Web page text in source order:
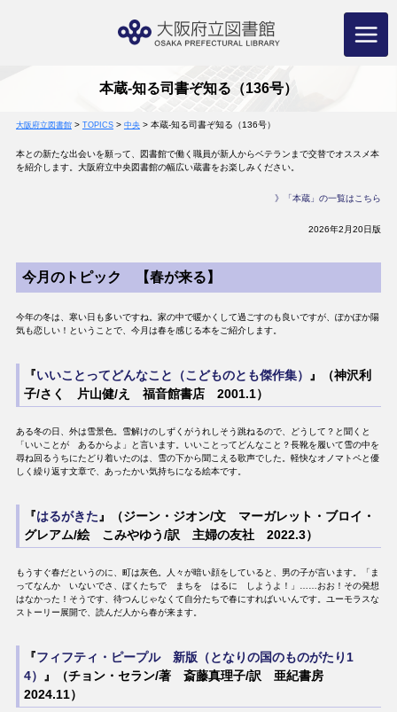
本蔵-知る司書ぞ知る（136号）
大阪府立図書館> TOPICS> 中央> 本蔵-知る司書ぞ知る（136号）
本との新たな出会いを願って、図書館で働く職員が新人からベテランまで交替でオススメ本
を紹介します。大阪府立中央図書館の幅広い蔵書をお楽しみください。
》「本蔵」の一覧はこちら
2026年2月20日版
今月のトピック 【春が来る】
今年の冬は、寒い日も多いですね。家の中で暖かくして過ごすのも良いですが、ぽかぽか陽
気も恋しい！ということで、今月は春を感じる本をご紹介します。
『いいことってどんなこと（こどものとも傑作集）
』（神沢利
子/さく 片山健/え 福音館書店 2001.1）
ある冬の日、外は雪景色。雪解けのしずくがうれしそう跳ねるので、どうして？と聞くと
「いいことが あるからよ」と言います。いいことってどんなこと？長靴を履いて雪の中を
尋ね回るうちにたどり着いたのは、雪の下から聞こえる歌声でした。軽快なオノマトペと優
しく繰り返す文章で、あったかい気持ちになる絵本です。
『はるがきた 』（ジーン・ジオン/文 マーガレット・ブロイ・
グレアム/絵 こみやゆう/訳 主婦の友社 2022.3）
もうすぐ春だというのに、町は灰色。人々が暗い顔をしていると、男の子が言います。「ま
ってなんか いないでさ、ぼくたちで まちを はるに しようよ！」……おお！その発想
はなかった！そうです、待つんじゃなくて自分たちで春にすればいいんです。ユーモラスな
ストーリー展開で、読んだ人から春が来ます。
『フィフティ・ピープル 新版（となりの国のものがたり1
4）
』（チョン・セラン/著 斎藤真理子/訳 亜紀書房
2024.11）